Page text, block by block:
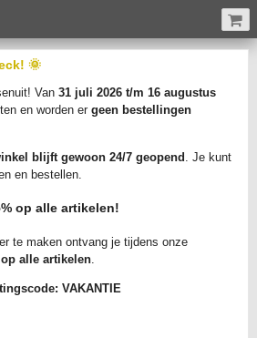
Goor (OV)
bij Goor
Vergroot
de kwaliteit.
scan te zien zijn, komen door de scanner en
🌞
Van 31 juli 2026 t/m 16 augustus
en worden er geen bestellingen
blijft gewoon 24/7 geopend . Je kunt
en bestellen.
op alle artikelen!
te maken ontvang je tijdens onze
alle artikelen.
VAKANTIE